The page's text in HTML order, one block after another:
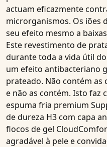
actuam eficazmente
microrganismos. Os iões
seu efeito mesmo a
Este revestimento de
durante toda a vida útil
um efeito antibacteriano
prateado. Não contém
e não as contém. Isto faz
espuma fria premium
de dureza H3 com capa
flocos de gel
agradável à pele e